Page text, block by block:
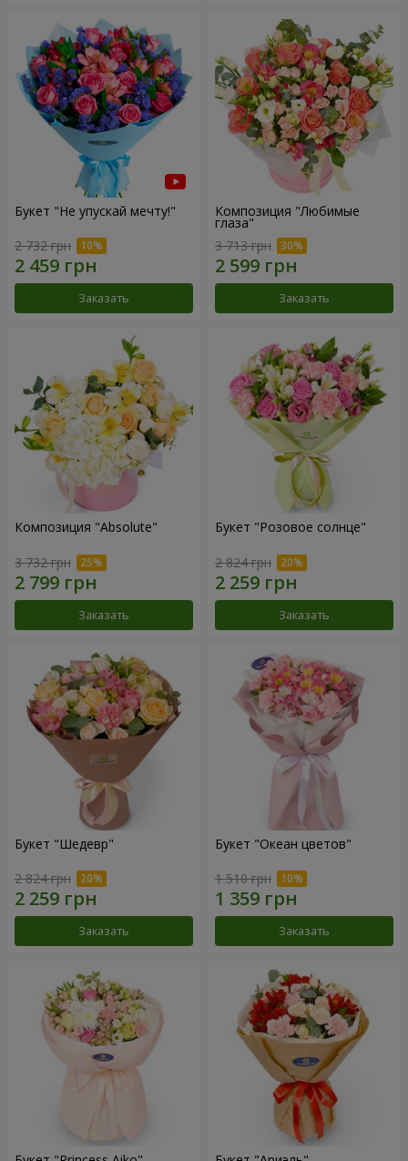
Букет "Не упускай мечту!"
2 732 грн
Заказать
Композиция "Любимые
глаза"
3 713 грн
Заказать
Композиция "Absolute"
3 732 грн
Заказать
Букет "Розовое солнце"
2 824 грн
Заказать
Букет "Шедевр"
2 824 грн
Заказать
Букет "Океан цветов"
1 510 грн
Заказать